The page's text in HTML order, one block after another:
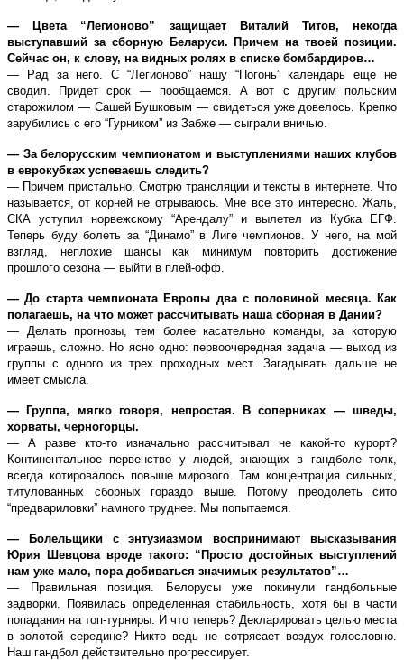
— Цвета “Легионово” защищает Виталий Титов, некогда
выступавший за сборную Беларуси. Причем на твоей позиции.
Сейчас он, к слову, на видных ролях в списке бомбардиров…
— Рад за него. С “Легионово” нашу “Погонь” календарь еще не
сводил. Придет срок — пообщаемся. А вот с другим польским
старожилом — Сашей Бушковым — свидеться уже довелось. Крепко
зарубились с его “Гурником” из Забже — сыграли вничью.
— За белорусским чемпионатом и выступлениями наших клубов
в еврокубках успеваешь следить?
— Причем пристально. Смотрю трансляции и тексты в интернете. Что
называется, от корней не отрываюсь. Мне все это интересно. Жаль,
СКА уступил норвежскому “Арендалу” и вылетел из Кубка ЕГФ.
Теперь буду болеть за “Динамо” в Лиге чемпионов. У него, на мой
взгляд, неплохие шансы как минимум повторить достижение
прошлого сезона — выйти в плей-офф.
— До старта чемпионата Европы два с половиной месяца. Как
полагаешь, на что может рассчитывать наша сборная в Дании?
— Делать прогнозы, тем более касательно команды, за которую
играешь, сложно. Но ясно одно: первоочередная задача — выход из
группы с одного из трех проходных мест. Загадывать дальше не
имеет смысла.
— Группа, мягко говоря, непростая. В соперниках — шведы,
хорваты, черногорцы.
— А разве кто-то изначально рассчитывал не какой-то курорт?
Континентальное первенство у людей, знающих в гандболе толк,
всегда котировалось повыше мирового. Там концентрация сильных,
титулованных сборных гораздо выше. Потому преодолеть сито
“предвариловки” намного труднее. Мы попытаемся.
— Болельщики с энтузиазмом воспринимают высказывания
Юрия Шевцова вроде такого: “Просто достойных выступлений
нам уже мало, пора добиваться значимых результатов”…
— Правильная позиция. Белорусы уже покинули гандбольные
задворки. Появилась определенная стабильность, хотя бы в части
попадания на топ-турниры. И что теперь? Декларировать целью места
в золотой середине? Никто ведь не сотрясает воздух голословно.
Наш гандбол действительно прогрессирует.